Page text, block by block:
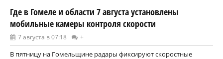
Где в Гомеле и области 7 августа установлены
мобильные камеры контроля скорости
7 августа в 07:18 +
В пятницу на Гомельщине радары фиксируют скоростные